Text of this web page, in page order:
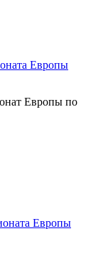
Европы
Европы по
Европы